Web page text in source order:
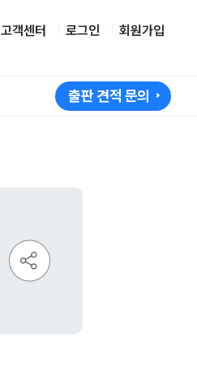
고객센터 로그인 회원가입
출판 견적 문의